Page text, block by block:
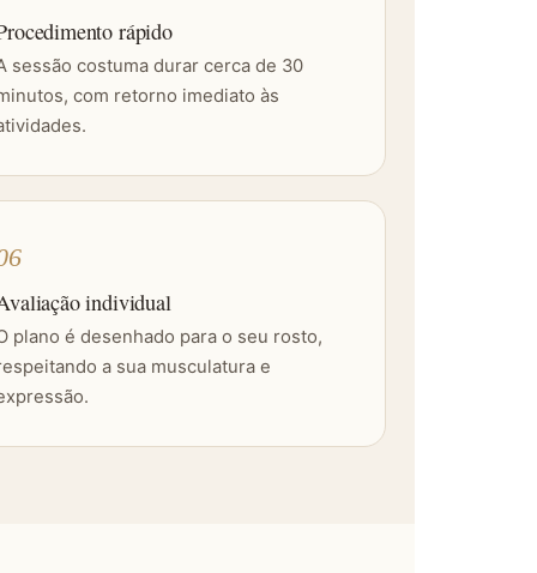
rápido
sessão costuma durar cerca de 30
com retorno imediato às
individual
plano é desenhado para o seu rosto,
a sua musculatura e